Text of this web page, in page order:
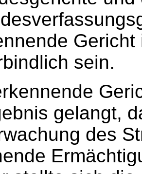
sein.
gelangt,
des